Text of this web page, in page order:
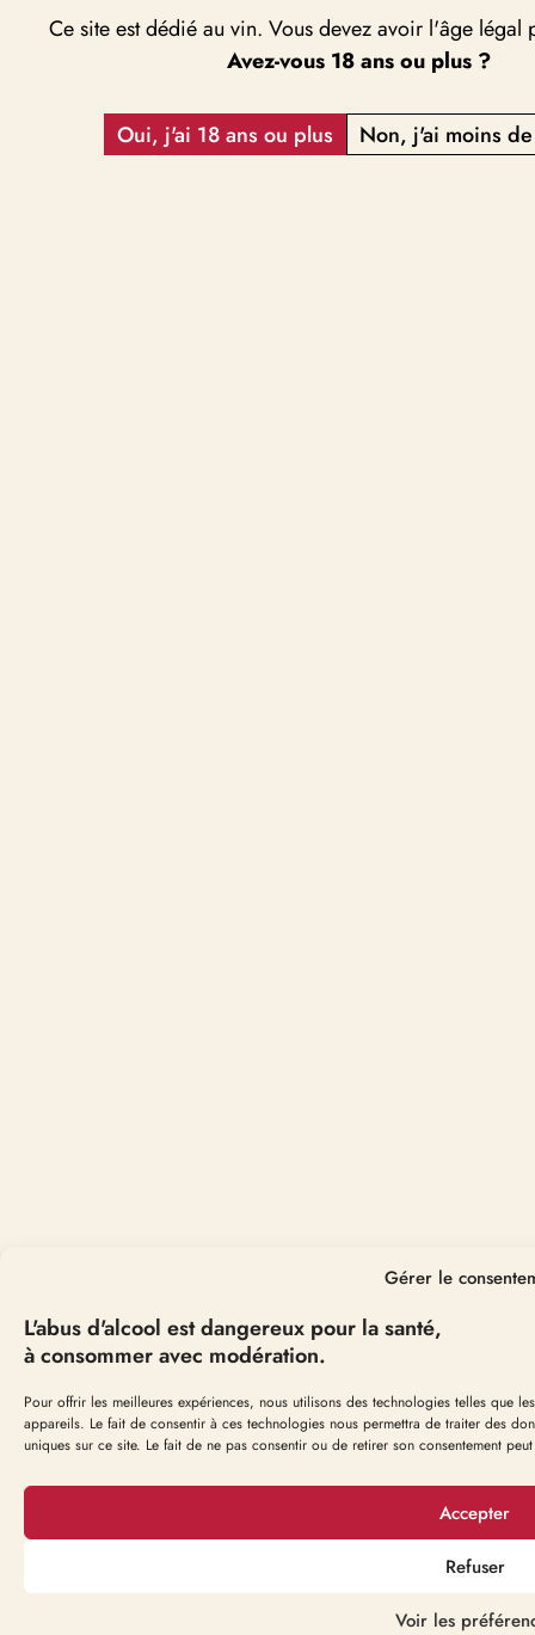
Gérer le
L'abus d'alcool est dangereux pour la santé,
à consommer avec modération.
Pour offrir les meilleures expériences, nous utilisons des technologies telles que
appareils. Le fait de consentir à ces technologies nous permettra de traiter des
uniques sur ce site. Le fait de ne pas consentir ou de retirer son consentement
Accepter
Refuser
Voir les
Ce site est dédié au vin. Vous devez avoir l'âge légal
Avez-vous 18 ans ou plus ?
Oui, j'ai 18 ans ou plus Non, j'ai moins